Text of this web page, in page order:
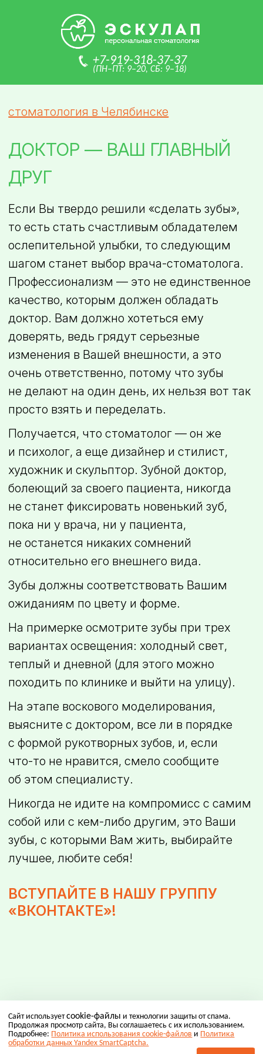
+7-919-318-37-37
(ПН–ПТ: 9–20, СБ: 9–18)
стоматология в Челябинске
ДОКТОР — ВАШ ГЛАВНЫЙ
ДРУГ
Если Вы твердо решили «сделать зубы»,
то есть стать счастливым обладателем
ослепительной улыбки, то следующим
шагом станет выбор врача-стоматолога.
Профессионализм — это не единственное
качество, которым должен обладать
доктор. Вам должно хотеться ему
доверять, ведь грядут серьезные
изменения в Вашей внешности, а это
очень ответственно, потому что зубы
не делают на один день, их нельзя вот так
просто взять и переделать.
Получается, что стоматолог — он же
и психолог, а еще дизайнер и стилист,
художник и скульптор. Зубной доктор,
болеющий за своего пациента, никогда
не станет фиксировать новенький зуб,
пока ни у врача, ни у пациента,
не останется никаких сомнений
относительно его внешнего вида.
Зубы должны соответствовать Вашим
ожиданиям по цвету и форме.
На примерке осмотрите зубы при трех
вариантах освещения: холодный свет,
теплый и дневной (для этого можно
походить по клинике и выйти на улицу).
На этапе воскового моделирования,
выясните с доктором, все ли в порядке
с формой рукотворных зубов, и, если
что-то не нравится, смело сообщите
об этом специалисту.
Никогда не идите на компромисс с самим
собой или с кем-либо другим, это Ваши
зубы, с которыми Вам жить, выбирайте
лучшее, любите себя!
ВСТУПАЙТЕ В НАШУ ГРУППУ
«ВКОНТАКТЕ»!
ООО «Персональная стоматология Эскулап» в Челябинске
Сайт используетcookie-файлы и технологии защиты от спама.
Продолжая просмотр сайта, Вы соглашаетесь с их использованием.
Подробнее: Политика использования cookie-файлов и Политика
обработки данных Yandex SmartCaptcha.